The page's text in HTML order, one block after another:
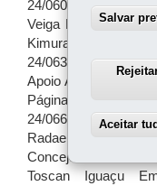
Salvar
Aceitar